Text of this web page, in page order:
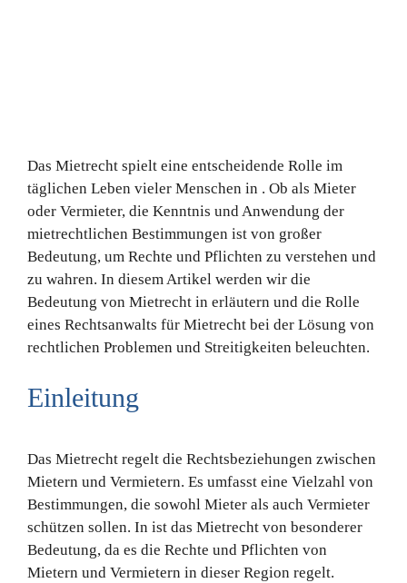
Das Mietrecht spielt eine entscheidende Rolle im
täglichen Leben vieler Menschen in . Ob als Mieter
oder Vermieter, die Kenntnis und Anwendung der
mietrechtlichen Bestimmungen ist von großer
Bedeutung, um Rechte und Pflichten zu verstehen und
zu wahren. In diesem Artikel werden wir die
Bedeutung von Mietrecht in erläutern und die Rolle
eines Rechtsanwalts für Mietrecht bei der Lösung von
rechtlichen Problemen und Streitigkeiten beleuchten.
Einleitung
Das Mietrecht regelt die Rechtsbeziehungen zwischen
Mietern und Vermietern. Es umfasst eine Vielzahl von
Bestimmungen, die sowohl Mieter als auch Vermieter
schützen sollen. In ist das Mietrecht von besonderer
Bedeutung, da es die Rechte und Pflichten von
Mietern und Vermietern in dieser Region regelt.